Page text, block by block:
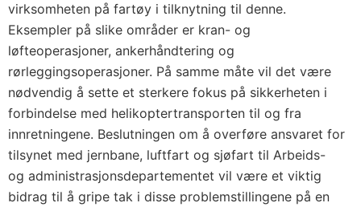
virksomheten på fartøy i tilknytning til denne.
Eksempler på slike områder er kran- og
løfteoperasjoner, ankerhåndtering og
rørleggingsoperasjoner. På samme måte vil det være
nødvendig å sette et sterkere fokus på sikkerheten i
forbindelse med helikoptertransporten til og fra
innretningene. Beslutningen om å overføre ansvaret for
tilsynet med jernbane, luftfart og sjøfart til Arbeids-
og administrasjonsdepartementet vil være et viktig
bidrag til å gripe tak i disse problemstillingene på en